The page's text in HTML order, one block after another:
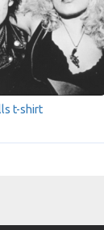
t-shirt